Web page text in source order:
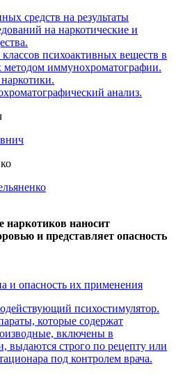
средств на результаты
на наркотические и
психоактивных веществ в
методом иммунохроматографии.
анализ.
наркотиков наносит
и представляет опасность
и опасность их применения
психостимулятор.
которые содержат
включены в
выдаются строго по рецепту или
под контролем врача.